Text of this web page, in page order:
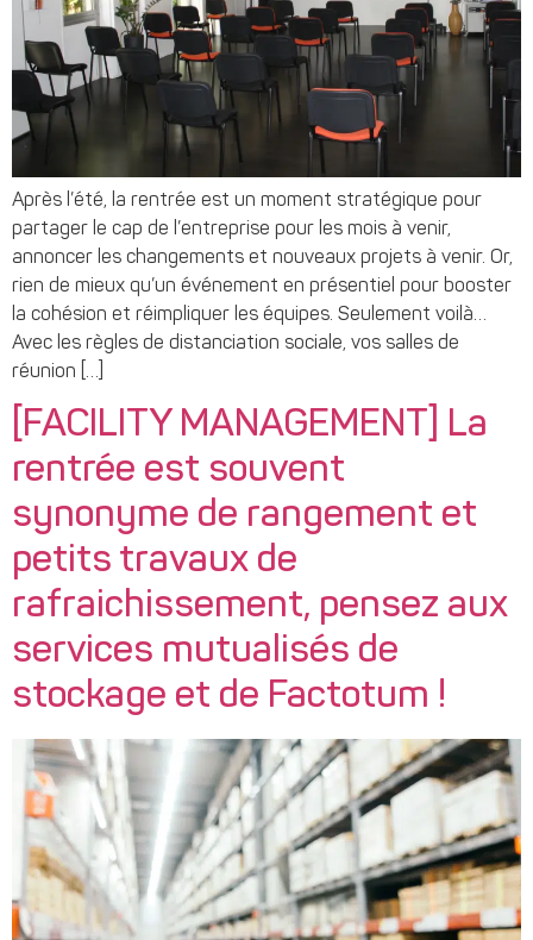
Après l’été, la rentrée est un moment stratégique pour
partager le cap de l’entreprise pour les mois à venir,
annoncer les changements et nouveaux projets à venir. Or,
rien de mieux qu’un événement en présentiel pour booster
la cohésion et réimpliquer les équipes. Seulement voilà…
Avec les règles de distanciation sociale, vos salles de
réunion […]
[FACILITY MANAGEMENT] La
rentrée est souvent
synonyme de rangement et
petits travaux de
rafraichissement, pensez aux
services mutualisés de
stockage et de Factotum !